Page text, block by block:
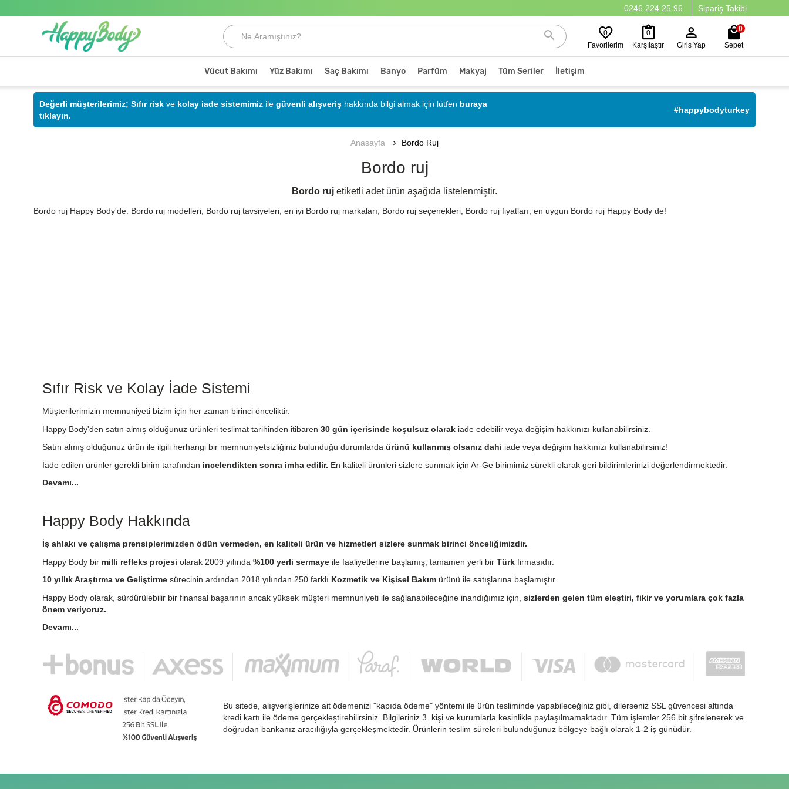
0246 224 25 96 Sipariş Takibi
0
Favorilerim
0
Karşılaştır
Giriş Yap
0
Sepet
Vücut Bakımı Yüz Bakımı Saç Bakımı Banyo Parfüm Makyaj Tüm Seriler İletişim
Değerli müşterilerimiz; Sıfır risk ve kolay iade sistemimiz ile güvenli alışveriş hakkında bilgi almak için lütfen buraya
tıklayın.
#happybodyturkey
Anasayfa Bordo Ruj
Bordo ruj
Bordo ruj etiketli adet ürün aşağıda listelenmiştir.
Bordo ruj Happy Body'de. Bordo ruj modelleri, Bordo ruj tavsiyeleri, en iyi Bordo ruj markaları, Bordo ruj seçenekleri, Bordo ruj fiyatları, en uygun Bordo ruj Happy Body de!
Sıfır Risk ve Kolay İade Sistemi
Müşterilerimizin memnuniyeti bizim için her zaman birinci önceliktir.
Happy Body'den satın almış olduğunuz ürünleri teslimat tarihinden itibaren 30 gün içerisinde koşulsuz olarak iade edebilir veya değişim hakkınızı kullanabilirsiniz.
Satın almış olduğunuz ürün ile ilgili herhangi bir memnuniyetsizliğiniz bulunduğu durumlarda ürünü kullanmış olsanız dahi iade veya değişim hakkınızı kullanabilirsiniz!
İade edilen ürünler gerekli birim tarafından incelendikten sonra imha edilir. En kaliteli ürünleri sizlere sunmak için Ar-Ge birimimiz sürekli olarak geri bildirimlerinizi değerlendirmektedir.
Devamı...
Happy Body Hakkında
İş ahlakı ve çalışma prensiplerimizden ödün vermeden, en kaliteli ürün ve hizmetleri sizlere sunmak birinci önceliğimizdir.
Happy Body bir milli refleks projesi olarak 2009 yılında %100 yerli sermaye ile faaliyetlerine başlamış, tamamen yerli bir Türk firmasıdır.
10 yıllık Araştırma ve Geliştirme sürecinin ardından 2018 yılından 250 farklı Kozmetik ve Kişisel Bakım ürünü ile satışlarına başlamıştır.
Happy Body olarak, sürdürülebilir bir finansal başarının ancak yüksek müşteri memnuniyeti ile sağlanabileceğine inandığımız için, sizlerden gelen tüm eleştiri, fikir ve yorumlara çok fazla
önem veriyoruz.
Devamı...
Bu sitede, alışverişlerinize ait ödemenizi "kapıda ödeme" yöntemi ile ürün tesliminde yapabileceğiniz gibi, dilerseniz SSL güvencesi altında
kredi kartı ile ödeme gerçekleştirebilirsiniz. Bilgileriniz 3. kişi ve kurumlarla kesinlikle paylaşılmamaktadır. Tüm işlemler 256 bit şifrelenerek ve
doğrudan bankanız aracılığıyla gerçekleşmektedir. Ürünlerin teslim süreleri bulunduğunuz bölgeye bağlı olarak 1-2 iş günüdür.